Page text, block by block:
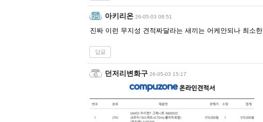
아키리온 26-05-03 08:51
진짜 이런 무지성 견적짜달라는 새끼는 어케안되나 최소
답글
던저리변화구 26-05-03 15:17